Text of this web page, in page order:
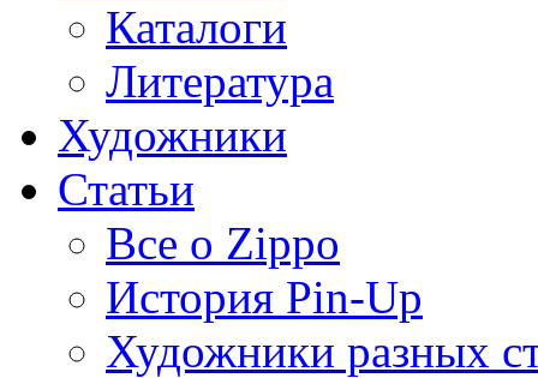
Каталоги
Литература
Художники
Статьи
Все о Zippo
История Pin-Up
Художники разных